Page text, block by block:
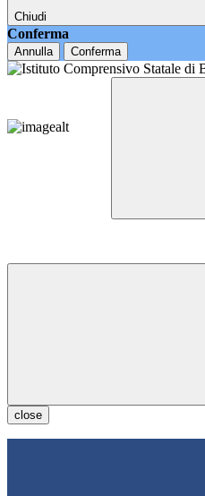
Chiudi
Conferma
Annulla Conferma
close